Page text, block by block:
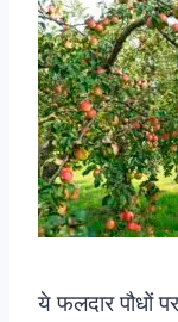
ये फलदार पौधों